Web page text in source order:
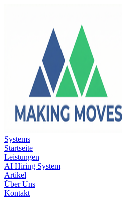
Systems
Startseite
Leistungen
AI Hiring System
Artikel
Über Uns
Kontakt